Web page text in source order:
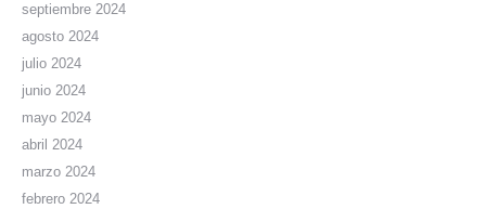
septiembre 2024
agosto 2024
julio 2024
junio 2024
mayo 2024
abril 2024
marzo 2024
febrero 2024